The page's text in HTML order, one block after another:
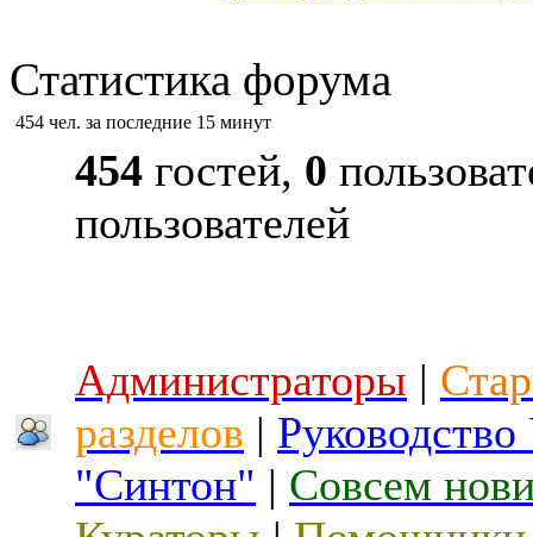
Статистика форума
454 чел. за последние 15 минут
454 гостей, 0
пользователей
Администраторы |
разделов |
"Синтон" | Совсем